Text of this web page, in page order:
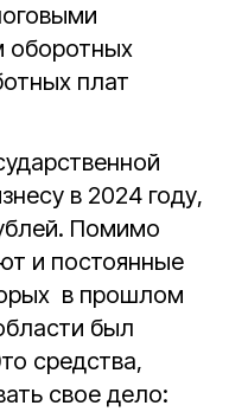
оборотных
плат
в 2024 году,
Помимо
и постоянные
в прошлом
был
средства,
свое дело: